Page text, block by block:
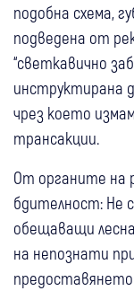
подобна схема,
подведена от
“светкавично
инструктирана
чрез което
трансакции.
От органите на
бдителност: Не
обещаващи
на непознати
предоставянето